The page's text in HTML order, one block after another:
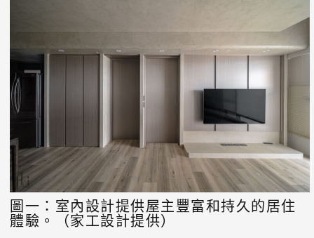
圖一：室內設計提供屋主豐富和持久的居住
體驗。（家工設計提供）